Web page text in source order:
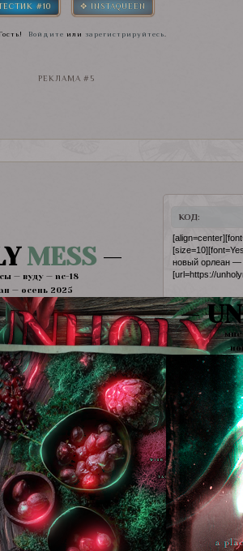
#10 ✥ INSTAQUEEN
Войдите или зарегистрируйтесь.
РЕКЛАМА #5
MESS—
— вуду — nc-18
— осень 2025
КОД:
новый орлеан —
[url=https://
—